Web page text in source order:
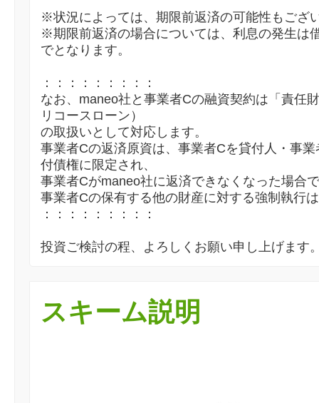
※状況によっては、期限前返済の可能性もござ
※期限前返済の場合については、利息の発生は
でとなります。
：：：：：：：：：
なお、maneo社と事業者Cの融資契約は「責任
リコースローン）
の取扱いとして対応します。
事業者Cの返済原資は、事業者Cを貸付人・事
付債権に限定され、
事業者Cがmaneo社に返済できなくなった場合
事業者Cの保有する他の財産に対する強制執行
：：：：：：：：：
投資ご検討の程、よろしくお願い申し上げます
スキーム説明